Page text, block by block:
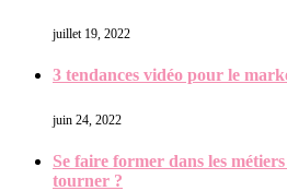
juillet 19, 2022
3 tendances vidéo pour le
juin 24, 2022
Se faire former dans les
tourner ?